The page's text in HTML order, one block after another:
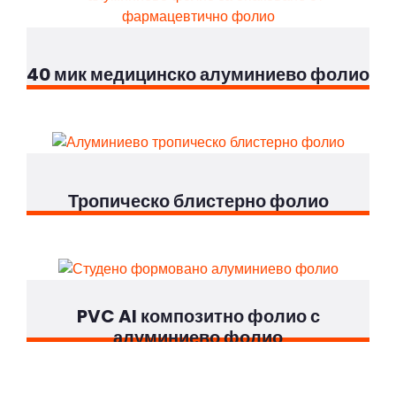
40 мик медицинско алуминиево фолио
Тропическо блистерно фолио
PVC Al композитно фолио с
алуминиево фолио